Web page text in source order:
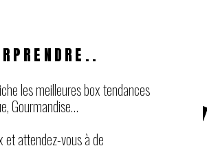
les meilleures box tendances
Gourmandise…
et attendez-vous à de